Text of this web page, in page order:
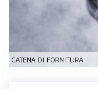
CATENA DI FORNITURA